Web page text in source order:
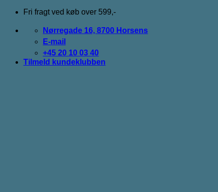
Fortsæt
indhold
Fri fragt ved køb over 599,-
Nørregade 16, 8700 Horsens
E-mail
+45 20 10 03 40
Tilmeld kundeklubben